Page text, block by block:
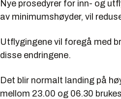
Nye prosedyrer for inn- og
av minimumshøyder, vil
Utflygingene vil foregå med
disse endringene.
Det blir normalt landing på
mellom 23.00 og 06.30